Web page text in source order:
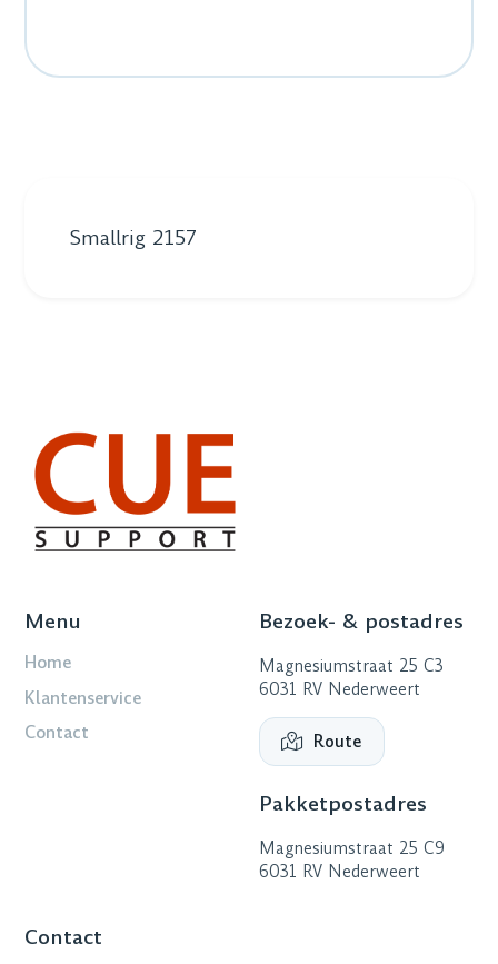
Smallrig 2157
Menu
Home
Klantenservice
Contact
Bezoek- & postadres
Magnesiumstraat 25 C3
6031 RV Nederweert
Route
Pakketpostadres
Magnesiumstraat 25 C9
6031 RV Nederweert
Contact